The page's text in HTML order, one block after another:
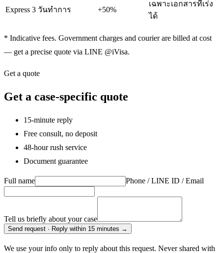
Express 3 วันทำการ +50%
เฉพาะเอกสารที่เร่ง
ได้
* Indicative fees. Government charges and courier are billed at cost
— get a precise quote via LINE @iVisa.
Get a quote
Get a case-specific quote
15-minute reply
Free consult, no deposit
48-hour rush service
Document guarantee
Full name Phone / LINE ID / Email
Tell us briefly about your case
Send request · Reply within 15 minutes →
We use your info only to reply about this request. Never shared with